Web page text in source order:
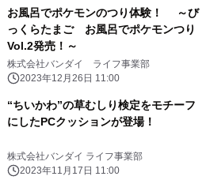
お風呂でポケモンのつり体験！ ～び
っくらたまご お風呂でポケモンつり
Vol.2発売！～
株式会社バンダイ ライフ事業部
2023年12月26日 11:00
“ちいかわ”の草むしり検定をモチーフ
にしたPCクッションが登場！
株式会社バンダイ ライフ事業部
2023年11月17日 11:00